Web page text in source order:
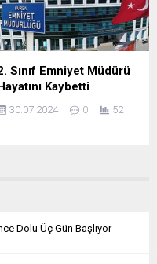
Sınıf Emniyet Müdürü
Kaybetti
30.07.2024 0 52
Dolu Üç Gün Başlıyor